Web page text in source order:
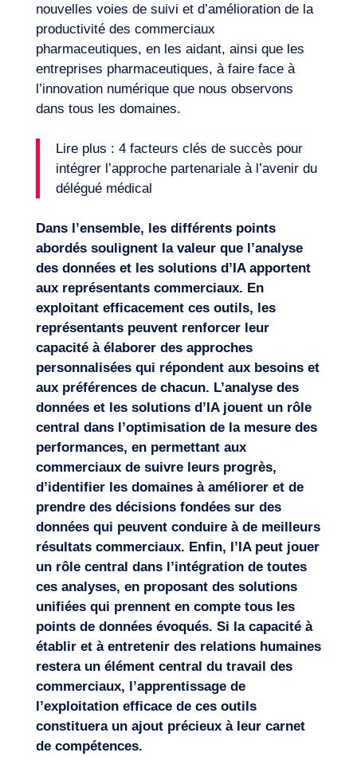
nouvelles voies de suivi et d’amélioration de la
productivité des commerciaux
pharmaceutiques, en les aidant, ainsi que les
entreprises pharmaceutiques, à faire face à
l’innovation numérique que nous observons
dans tous les domaines.
Lire plus : 4 facteurs clés de succès pour
intégrer l’approche partenariale à l’avenir du
délégué médical
Dans l’ensemble, les différents points
abordés soulignent la valeur que l’analyse
des données et les solutions d’IA apportent
aux représentants commerciaux. En
exploitant efficacement ces outils, les
représentants peuvent renforcer leur
capacité à élaborer des approches
personnalisées qui répondent aux besoins et
aux préférences de chacun. L’analyse des
données et les solutions d’IA jouent un rôle
central dans l’optimisation de la mesure des
performances, en permettant aux
commerciaux de suivre leurs progrès,
d’identifier les domaines à améliorer et de
prendre des décisions fondées sur des
données qui peuvent conduire à de meilleurs
résultats commerciaux. Enfin, l’IA peut jouer
un rôle central dans l’intégration de toutes
ces analyses, en proposant des solutions
unifiées qui prennent en compte tous les
points de données évoqués. Si la capacité à
établir et à entretenir des relations humaines
restera un élément central du travail des
commerciaux, l’apprentissage de
l’exploitation efficace de ces outils
constituera un ajout précieux à leur carnet
de compétences.